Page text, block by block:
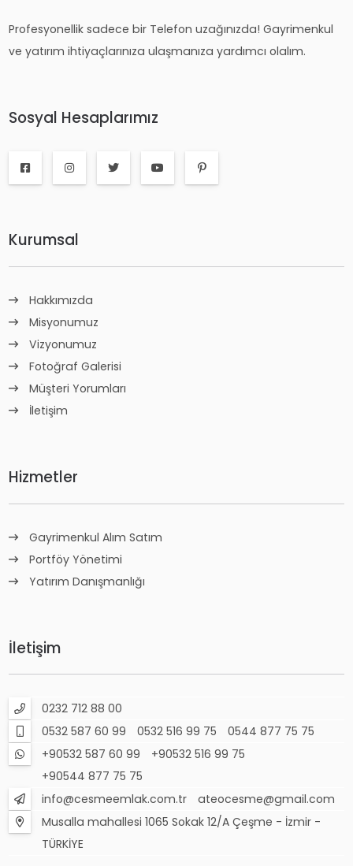
Profesyonellik sadece bir Telefon uzağınızda! Gayrimenkul
ve yatırım ihtiyaçlarınıza ulaşmanıza yardımcı olalım.
Sosyal Hesaplarımız
Kurumsal
Hakkımızda
Misyonumuz
Vizyonumuz
Fotoğraf Galerisi
Müşteri Yorumları
İletişim
Hizmetler
Gayrimenkul Alım Satım
Portföy Yönetimi
Yatırım Danışmanlığı
İletişim
0232 712 88 00
0532 587 60 99
0532 516 99 75
0544 877 75 75
+90532 587 60 99
+90532 516 99 75
+90544 877 75 75
info@cesmeemlak.com.tr
ateocesme@gmail.com
Musalla mahallesi 1065 Sokak 12/A Çeşme - İzmir -
TÜRKİYE